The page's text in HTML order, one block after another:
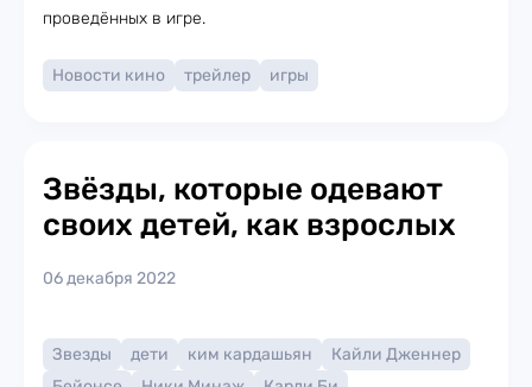
проведённых в игре.
Новости кино трейлер игры
Звёзды, которые одевают
своих детей, как взрослых
06 декабря 2022
Звезды дети ким кардашьян
Кайли Дженнер